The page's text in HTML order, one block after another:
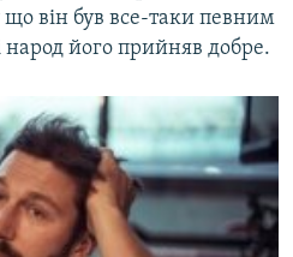
він був все-таки певним
народ його прийняв добре.